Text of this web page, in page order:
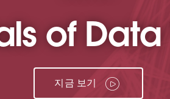
of
지금 보기